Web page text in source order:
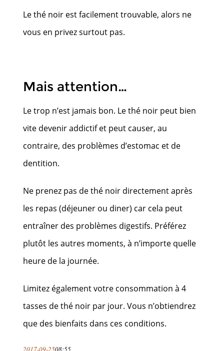
Le thé noir est facilement trouvable, alors ne
vous en privez surtout pas.
Mais attention…
Le trop n’est jamais bon. Le thé noir peut bien
vite devenir addictif et peut causer, au
contraire, des problèmes d’estomac et de
dentition.
Ne prenez pas de thé noir directement après
les repas (déjeuner ou diner) car cela peut
entraîner des problèmes digestifs. Préférez
plutôt les autres moments, à n’importe quelle
heure de la journée.
Limitez également votre consommation à 4
tasses de thé noir par jour. Vous n’obtiendrez
que des bienfaits dans ces conditions.
2017-09-2508:55